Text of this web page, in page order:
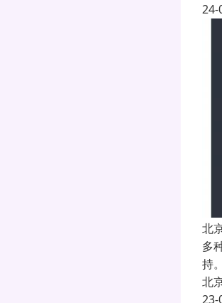
24-
北
多
持
北
23-